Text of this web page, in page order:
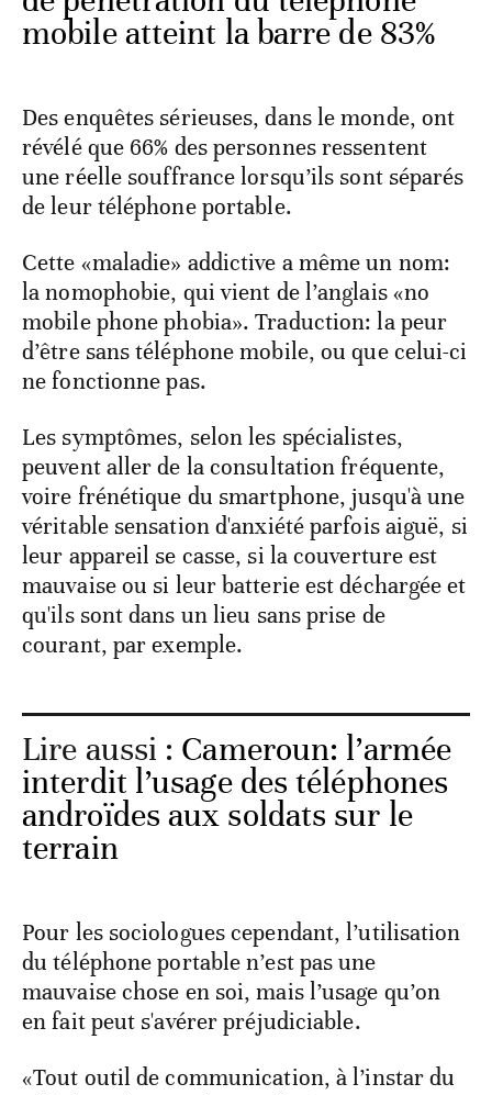
mobile atteint la barre de 83%
Des enquêtes sérieuses, dans le monde, ont
révélé que 66% des personnes ressentent
une réelle souffrance lorsqu’ils sont séparés
de leur téléphone portable.
Cette «maladie» addictive a même un nom:
la nomophobie, qui vient de l’anglais «no
mobile phone phobia». Traduction: la peur
d’être sans téléphone mobile, ou que celui-ci
ne fonctionne pas.
Les symptômes, selon les spécialistes,
peuvent aller de la consultation fréquente,
voire frénétique du smartphone, jusqu'à une
véritable sensation d'anxiété parfois aiguë, si
leur appareil se casse, si la couverture est
mauvaise ou si leur batterie est déchargée et
qu'ils sont dans un lieu sans prise de
courant, par exemple.
Lire aussi : Cameroun: l’armée
interdit l’usage des téléphones
androïdes aux soldats sur le
terrain
Pour les sociologues cependant, l’utilisation
du téléphone portable n’est pas une
mauvaise chose en soi, mais l’usage qu’on
en fait peut s'avérer préjudiciable.
«Tout outil de communication, à l’instar du